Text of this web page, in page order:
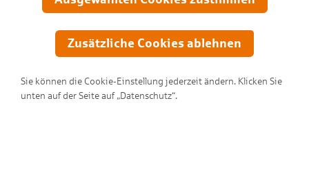
Zusätzliche Cookies ablehnen
Sie können die Cookie-Einstellung jederzeit ändern. Klicken Sie
unten auf der Seite auf „Datenschutz“.